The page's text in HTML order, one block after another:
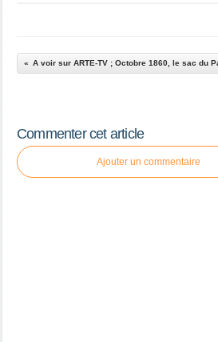
Commenter cet article
Ajouter un commentaire